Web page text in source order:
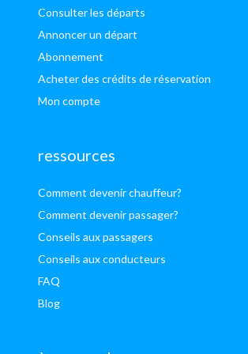
Consulter les départs
Annoncer un départ
Abonnement
Acheter des crédits de réservation
Mon compte
ressources
Comment devenir chauffeur?
Comment devenir passager?
Conseils aux passagers
Conseils aux conducteurs
FAQ
Blog